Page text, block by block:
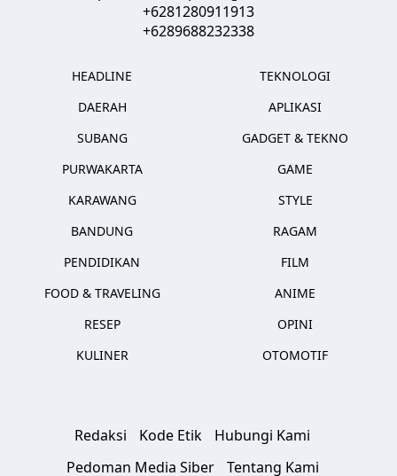
+6281280911913
+6289688232338
HEADLINE
DAERAH
SUBANG
PURWAKARTA
KARAWANG
BANDUNG
PENDIDIKAN
FOOD & TRAVELING
RESEP
KULINER
TEKNOLOGI
APLIKASI
GADGET & TEKNO
GAME
STYLE
RAGAM
FILM
ANIME
OPINI
OTOMOTIF
Redaksi Kode Etik
Hubungi Kami
Pedoman Media Siber
Tentang Kami